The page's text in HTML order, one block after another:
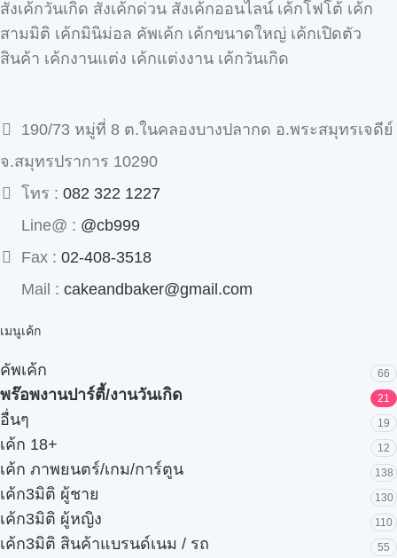
สั่งเค้กวันเกิด สั่งเค้กด่วน สั่งเค้กออนไลน์ เค้กโฟโต้ เค้ก
สามมิติ เค้กมินิม่อล คัพเค้ก เค้กขนาดใหญ่ เค้กเปิดตัว
สินค้า เค้กงานแต่ง เค้กแต่งงาน เค้กวันเกิด
190/73 หมู่ที่ 8 ต.ในคลองบางปลากด อ.พระสมุทรเจดีย์
จ.สมุทรปราการ 10290
โทร : 082 322 1227
Line@ : @cb999
Fax : 02-408-3518
Mail : cakeandbaker@gmail.com
เมนูเค้ก
คัพเค้ก 66
พร๊อพงานปาร์ตี้/งานวันเกิด 21
อื่นๆ 19
เค้ก 18+ 12
เค้ก ภาพยนตร์/เกม/การ์ตูน 138
เค้ก3มิติ ผู้ชาย 130
เค้ก3มิติ ผู้หญิง 110
เค้ก3มิติ สินค้าแบรนด์เนม / รถ 55